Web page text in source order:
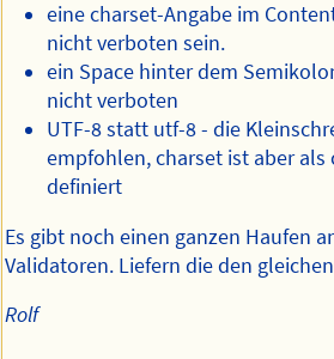
eine charset-Angabe im
nicht verboten sein.
ein Space hinter dem
nicht verboten
UTF-8 statt utf-8 - die
empfohlen, charset ist aber als
definiert
Es gibt noch einen ganzen Haufen
Validatoren. Liefern die den
Rolf